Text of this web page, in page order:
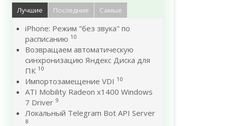
Лучшие Последние Самые
iPhone: Режим "без звука" по
расписанию 10
Возвращаем автоматическую
синхронизацию Яндекс Диска для
ПК 10
Импортозамещение VDI 10
ATI Mobility Radeon x1400 Windows
7 Driver 9
Локальный Telegram Bot API Server
8